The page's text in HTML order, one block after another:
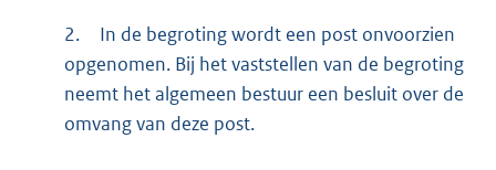
2.
In de begroting wordt een post onvoorzien
opgenomen. Bij het vaststellen van de begroting
neemt het algemeen bestuur een besluit over de
omvang van deze post.